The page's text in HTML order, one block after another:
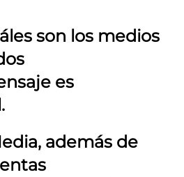
son los medios
es
, además de